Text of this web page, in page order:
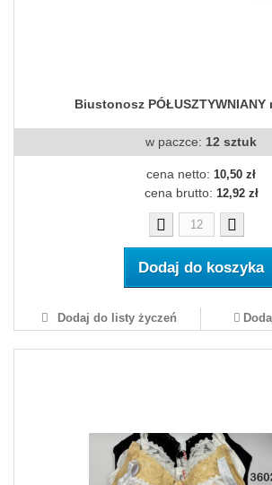
Biustonosz PÓŁUSZTYWNIANY
w paczce: 12 sztuk
cena netto: 10,50 zł
cena brutto: 12,92 zł
Dodaj do koszyka
Dodaj do listy życzeń